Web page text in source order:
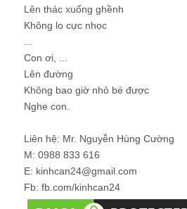
Lên thác xuống ghềnh
Không lo cực nhọc
...
Con ơi, ...
Lên đường
Không bao giờ nhỏ bé được
Nghe con.
Liên hệ: Mr. Nguyễn Hùng Cường
M: 0988 833 616
E: kinhcan24@gmail.com
Fb: fb.com/kinhcan24